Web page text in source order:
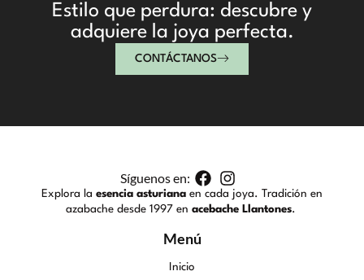
Estilo que perdura: descubre y
adquiere la joya perfecta.
CONTÁCTANOS
Síguenos en:
Explora la esencia asturiana en cada joya. Tradición en
azabache desde 1997 en acebache Llantones.
Menú
Inicio